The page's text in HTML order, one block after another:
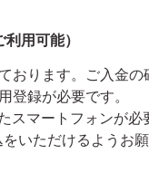
用可能）
ります。ご入金の
録が必要です。
マートフォンが必
いただけるようお